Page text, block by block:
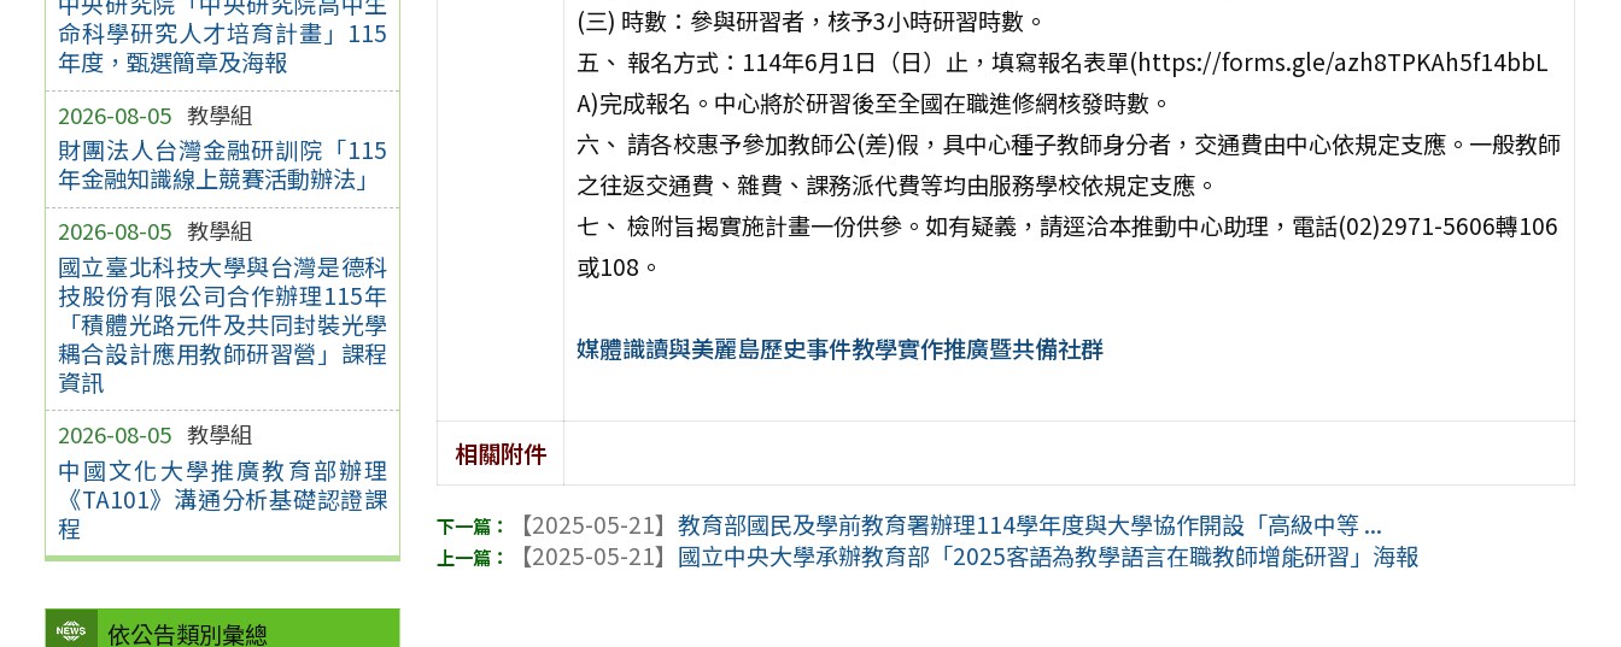
命科學研究人才培育計畫」115
年度，甄選簡章及海報
2026-08-05 教學組
財團法人台灣金融研訓院「115
年金融知識線上競賽活動辦法」
2026-08-05 教學組
國立臺北科技大學與台灣是德科
技股份有限公司合作辦理115年
「積體光路元件及共同封裝光學
耦合設計應用教師研習營」課程
資訊
2026-08-05 教學組
中國文化大學推廣教育部辦理
《TA101》溝通分析基礎認證課
程
依公告類別彙總
(三) 時數：參與研習者，核予3小時研習時數。
五、 報名方式：114年6月1日（日）止，填寫報名表單(https://forms.gle/azh8TPKAh5f14bbL
A)完成報名。中心將於研習後至全國在職進修網核發時數。
六、 請各校惠予參加教師公(差)假，具中心種子教師身分者，交通費由中心依規定支應。一般教師
之往返交通費、雜費、課務派代費等均由服務學校依規定支應。
七、 檢附旨揭實施計畫一份供參。如有疑義，請逕洽本推動中心助理，電話(02)2971-5606轉106
或108。
媒體識讀與美麗島歷史事件教學實作推廣暨共備社群
相關附件
【2025-05-21】教育部國民及學前教育署辦理114學年度與大學協作開設「高級中等 ...
【2025-05-21】 國立中央大學承辦教育部「2025客語為教學語言在職教師增能研習」海報